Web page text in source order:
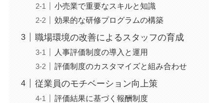
小売業で重要なスキルと知識
効果的な研修プログラムの構築
職場環境の改善によるスタッフの育成
人事評価制度の導入と運用
評価制度のカスタマイズと組み合わせ
従業員のモチベーション向上策
評価結果に基づく報酬制度